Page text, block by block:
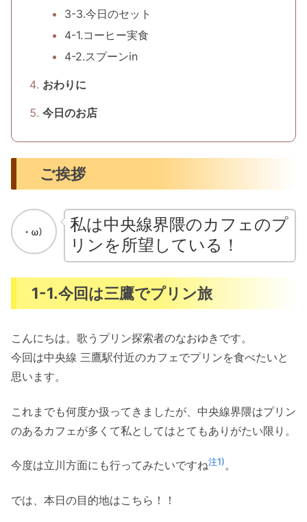
3-3.今日のセット
4-1.コーヒー実食
4-2.スプーンin
おわりに
今日のお店
ご挨拶
私は中央線界隈のカフェのプ
リンを所望している！
1-1.今回は三鷹でプリン旅
こんにちは。歌うプリン探索者のなおゆきです。
今回は中央線 三鷹駅付近のカフェでプリンを食べたいと
思います。
これまでも何度か扱ってきましたが、中央線界隈はプリン
のあるカフェが多くて私としてはとてもありがたい限り。
今度は立川方面にも行ってみたいですね注1)。
では、本日の目的地はこちら！！